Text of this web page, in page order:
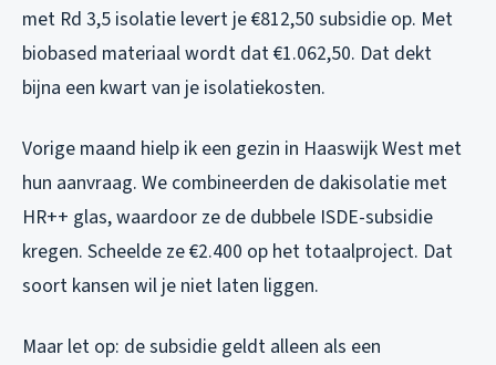
met Rd 3,5 isolatie levert je €812,50 subsidie op. Met
biobased materiaal wordt dat €1.062,50. Dat dekt
bijna een kwart van je isolatiekosten.
Vorige maand hielp ik een gezin in Haaswijk West met
hun aanvraag. We combineerden de dakisolatie met
HR++ glas, waardoor ze de dubbele ISDE-subsidie
kregen. Scheelde ze €2.400 op het totaalproject. Dat
soort kansen wil je niet laten liggen.
Maar let op: de subsidie geldt alleen als een